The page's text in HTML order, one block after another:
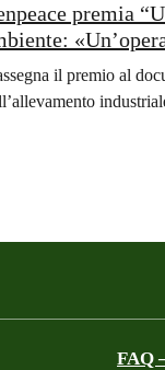
premia
il premio al
FAQ